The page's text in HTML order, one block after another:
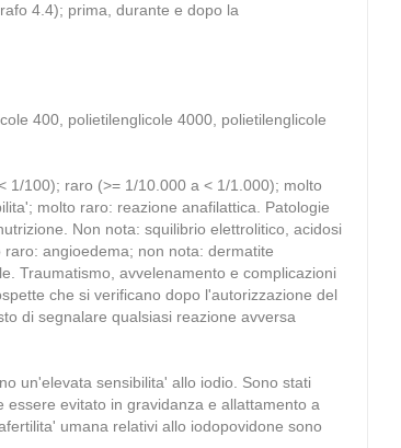
4.4); prima, durante e dopo la
400, polietilenglicole 4000, polietilenglicole
1/100); raro (>= 1/10.000 a < 1/1.000); molto
molto raro: reazione anafilattica. Patologie
Non nota: squilibrio elettrolitico, acidosi
angioedema; non nota: dermatite
Traumatismo, avvelenamento e complicazioni
che si verificano dopo l'autorizzazione del
di segnalare qualsiasi reazione avversa
un'elevata sensibilita' allo iodio. Sono stati
evitato in gravidanza e allattamento a
umana relativi allo iodopovidone sono